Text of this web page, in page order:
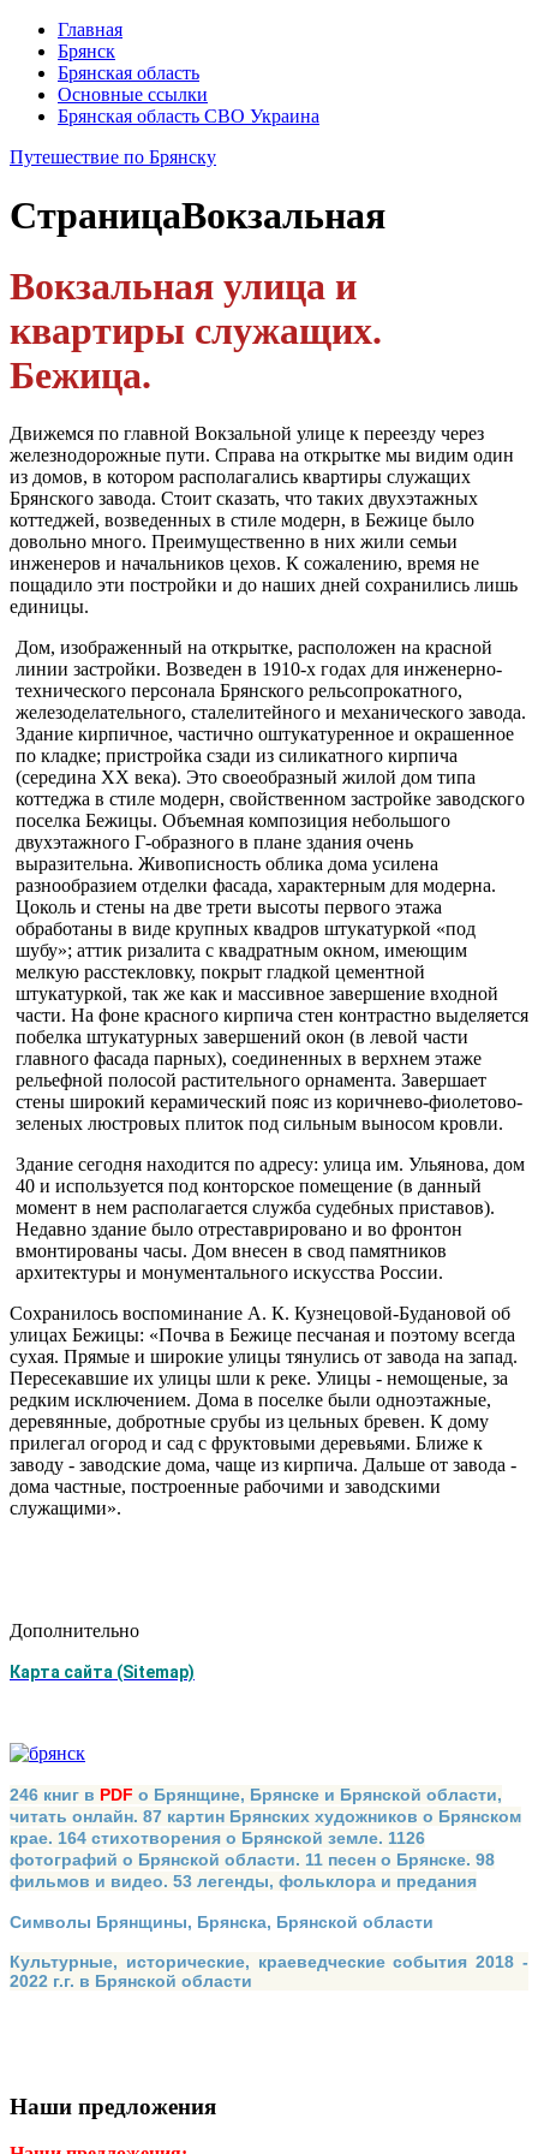
Главная
Брянск
Брянская область
Основные ссылки
Брянская область СВО Украина
Путешествие по Брянску
СтраницаВокзальная
Вокзальная улица и
квартиры служащих.
Бежица.
Движемся по главной Вокзальной улице к переезду через
железно­дорожные пути. Справа на открытке мы видим один
из домов, в ко­тором располагались квартиры служащих
Брянского завода. Стоит сказать, что таких двухэтажных
коттеджей, возведенных в стиле мо­дерн, в Бежице было
довольно много. Преимущественно в них жили семьи
инженеров и начальников цехов. К сожалению, время не
поща­дило эти постройки и до наших дней сохранились лишь
единицы.
Дом, изображенный на открытке, расположен на красной
линии за­стройки. Возведен в 1910-х годах для инженерно-
технического персона­ла Брянского рельсопрокатного,
железоделательного, сталелитейного и механического завода.
Здание кирпичное, частично оштукатуренное и окрашенное
по кладке; пристройка сзади из силикатного кирпича
(середина XX века). Это своеобразный жилой дом типа
коттеджа в сти­ле модерн, свойственном застройке заводского
поселка Бежицы. Объ­емная композиция небольшого
двухэтажного Г-образного в плане зда­ния очень
выразительна. Живописность облика дома усилена
разнообразием отделки фасада, характерным для модерна.
Цоколь и стены на две трети высоты первого этажа
обработаны в виде круп­ных квадров штукатуркой «под
шубу»; аттик ризалита с квадратным окном, имеющим
мелкую расстекловку, покрыт гладкой цементной
штукатуркой, так же как и массивное завершение входной
части. На фоне красного кирпича стен контрастно выделяется
побелка шту­катурных завершений окон (в левой части
главного фасада парных), соединенных в верхнем этаже
рельефной полосой растительного орна­мента. Завершает
стены широкий керамический пояс из коричнево-фи­олетово-
зеленых люстровых плиток под сильным выносом кровли.
Здание сегодня находится по адресу: улица им. Ульянова, дом
40 и ис­пользуется под конторское помещение (в данный
момент в нем рас­полагается служба судебных приставов).
Недавно здание было отре­ставрировано и во фронтон
вмонтированы часы. Дом внесен в свод памятников
архитектуры и монументального искусства России.
Сохранилось воспоминание А. К. Кузнецовой-Будановой об
улицах Бежицы: «Почва в Бежице песчаная и поэтому всегда
сухая. Прямые и широкие улицы тянулись от завода на запад.
Пересекавшие их ули­цы шли к реке. Улицы - немощеные, за
редким исключением. Дома в поселке были одноэтажные,
деревянные, добротные срубы из цель­ных бревен. К дому
прилегал огород и сад с фруктовыми деревьями. Ближе к
заводу - заводские дома, чаще из кирпича. Дальше от заво­да -
дома частные, построенные рабочими и заводскими
служащими».
Дополнительно
Карта сайта (Sitemap)
246 книг в PDF о Брянщине, Брянске и Брянской области,
читать онлайн. 87 картин Брянских художников о Брянском
крае. 164 стихотворения о Брянской земле. 1126
фотографий о Брянской области. 11 песен о Брянске. 98
фильмов и видео. 53 легенды, фольклора и предания
Символы Брянщины, Брянска, Брянской области
Культурные, исторические, краеведческие события 2018 -
2022 г.г. в Брянской области
Наши предложения